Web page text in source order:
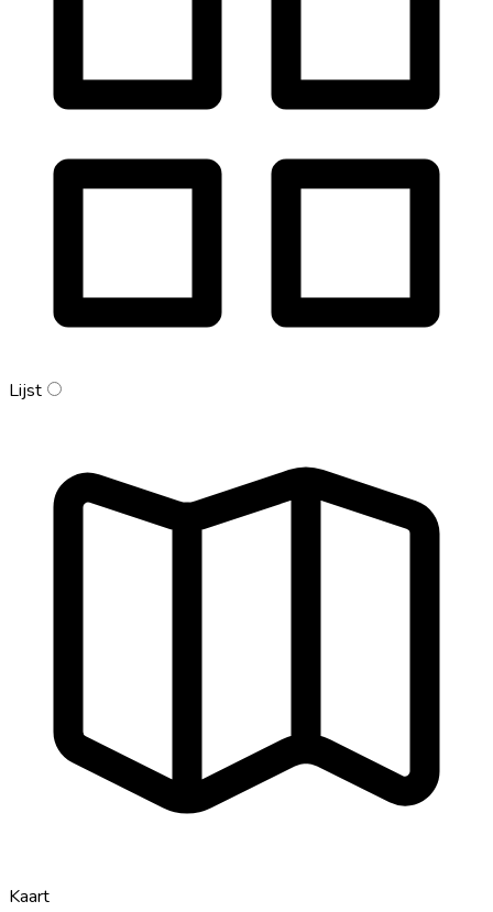
Lijst
Kaart